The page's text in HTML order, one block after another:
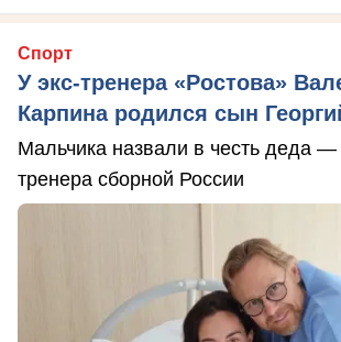
Спорт
У экс-тренера «Ростова»
Карпина родился сын
Мальчика назвали в честь деда —
тренера сборной России